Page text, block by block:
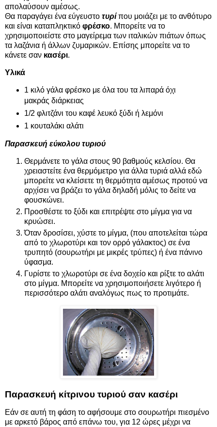
απολαύσουν αμέσως.
Θα παραγάγει ένα εύγευστο τυρίπου μοιάζει με το ανθότυρο
και είναι καταπληκτικό φρέσκο. Μπορείτε να το
χρησιμοποιείστε στο μαγείρεμα των ιταλικών πιάτων όπως
τα λαζάνια ή άλλων ζυμαρικών. Επίσης μπορείτε να το
κάνετε σαν κασέρι.
Υλικά
1 κιλό γάλα φρέσκο με όλα του τα λιπαρά όχι
μακράς διάρκειας
1/2 φλιτζάνι του καφέ λευκό ξύδι ή λεμόνι
1 κουταλάκι αλάτι
Παρασκευή εύκολου τυριού
Θερμάνετε το γάλα στους 90 βαθμούς κελσίου. Θα
χρειαστείτε ένα θερμόμετρο για άλλα τυριά αλλά εδώ
μπορείτε να κλείσετε τη θερμότητα αμέσως προτού να
αρχίσει να βράζει το γάλα δηλαδή μόλις το δείτε να
φουσκώνει.
Προσθέστε το ξύδι και επιτρέψτε στο μίγμα για να
κρυώσει.
Όταν δροσίσει, χύστε το μίγμα, (που αποτελείται τώρα
από το χλωροτύρι και τον ορρό γάλακτος) σε ένα
τρυπητό (σουρωτήρι με μικρές τρύπες) ή ένα πάνινο
ύφασμα.
Γυρίστε το χλωροτύρι σε ένα δοχείο και ρίξτε το αλάτι
στο μίγμα. Μπορείτε να χρησιμοποιήσετε λιγότερο ή
περισσότερο αλάτι αναλόγως πως το προτιμάτε.
Παρασκευή κίτρινου τυριού σαν κασέρι
Εάν σε αυτή τη φάση το αφήσουμε στο σουρωτήρι πιεσμένο
με αρκετό βάρος από επάνω του, για 12 ώρες μέχρι να